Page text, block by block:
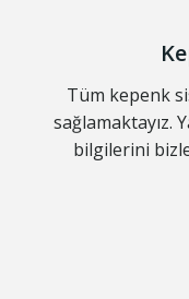
Tüm kepenk
sağlamaktayız.
bilgilerini